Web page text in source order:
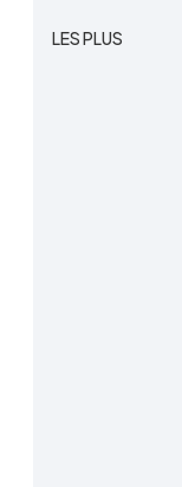
LES PLUS